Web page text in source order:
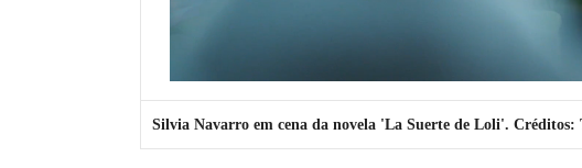
Silvia Navarro em cena da novela 'La Suerte de Loli'. Créditos: